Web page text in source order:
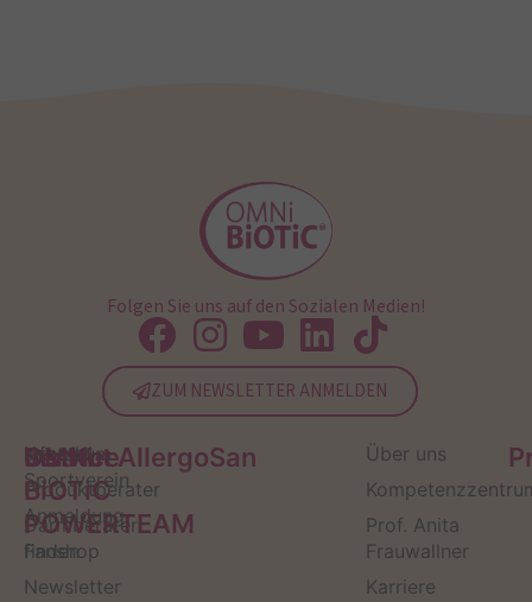
Folgen Sie uns auf den Sozialen Medien!
ZUM NEWSLETTER ANMELDEN
Service
Kontakt
Produktberater
Darmberater
finden
Newsletter
OMNi-
BiOTiC
POWERTEAM
Infos zum
Sportverein
Anmeldung
Fanshop
Institut AllergoSan
Über uns
Prof. Anita
Frauwallner
Karriere